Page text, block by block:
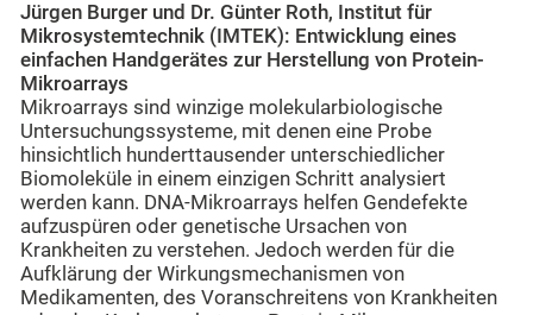
Jürgen Burger und Dr. Günter Roth, Institut für
Mikrosystemtechnik (IMTEK): Entwicklung eines
einfachen Handgerätes zur Herstellung von Protein-
Mikroarrays
Mikroarrays sind winzige molekularbiologische
Untersuchungssysteme, mit denen eine Probe
hinsichtlich hunderttausender unterschiedlicher
Biomoleküle in einem einzigen Schritt analysiert
werden kann. DNA-Mikroarrays helfen Gendefekte
aufzuspüren oder genetische Ursachen von
Krankheiten zu verstehen. Jedoch werden für die
Aufklärung der Wirkungsmechanismen von
Medikamenten, des Voranschreitens von Krankheiten